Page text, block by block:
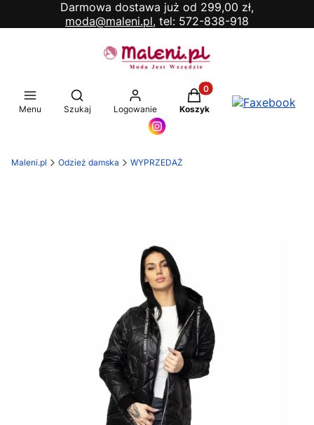
Darmowa dostawa już od 299,00 zł,
moda@maleni.pl, tel: 572-838-918
Menu
Otwórz wyszukiwarkę
Szukaj Logowanie
Produkty w koszyku: 0.
Koszyk
Maleni.pl Odzież damska WYPRZEDAŻ